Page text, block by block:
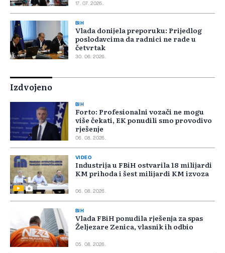
17. 07. 2026.
BIH
Vlada donijela preporuku: Prijedlog
poslodavcima da radnici ne rade u
četvrtak
30. 06. 2026.
Izdvojeno
BIH
Forto: Profesionalni vozači ne mogu
više čekati, EK ponudili smo provodivo
rješenje
06. 08. 2026.
VIDEO
Industrija u FBiH ostvarila 18 milijardi
KM prihoda i šest milijardi KM izvoza
06. 08. 2026.
BIH
Vlada FBiH ponudila rješenja za spas
Željezare Zenica, vlasnik ih odbio
05. 08. 2026.